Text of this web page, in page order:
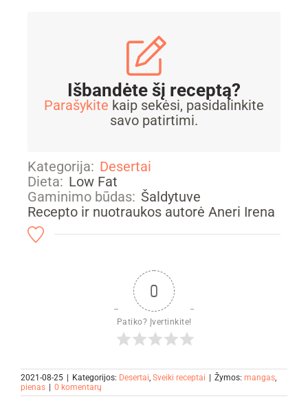
Išbandėte šį receptą?
Parašykite kaip sekėsi, pasidalinkite
savo patirtimi.
Kategorija: Desertai
Dieta: Low Fat
Gaminimo būdas: Šaldytuve
Recepto ir nuotraukos autorė Aneri Irena
0
Patiko? Įvertinkite!
2021-08-25 | Kategorijos: Desertai Sveiki receptai | Žymos: mangas
pienas | 0 komentarų